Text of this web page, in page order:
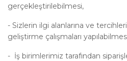
gerçekleştirilebilmesi,
- Sizlerin ilgi alanlarına ve
geliştirme çalışmaları
- İş birimlerimiz tarafından